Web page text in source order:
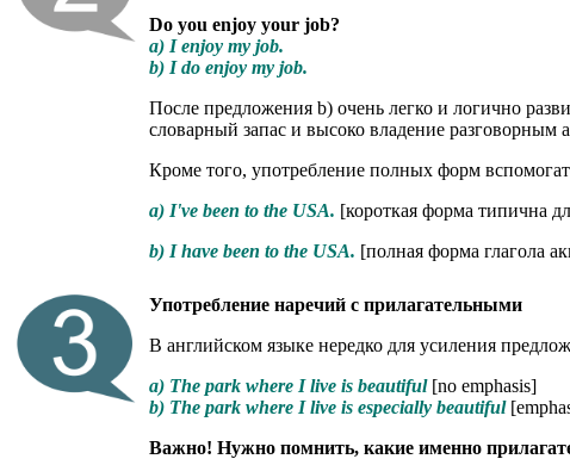
Do you enjoy your job?
a) I enjoy my job.
b) I do enjoy my job.
После предложения b) очень легко и логично
словарный запас и высоко владение разговорным
Кроме того, употребление полных форм
a) I've been to the USA. [короткая форма типична
b) I have been to the USA. [полная форма глагола
Употребление наречий с прилагательными
В английском языке нередко для усиления
a) The park where I live is beautiful[no emphasis]
b) The park where I live is especially beautiful
Важно! Нужно помнить, какие именно